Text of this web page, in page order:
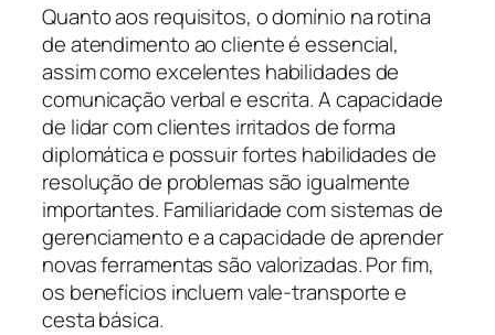
Quanto aos requisitos, o domínio na rotina
de atendimento ao cliente é essencial,
assim como excelentes habilidades de
comunicação verbal e escrita. A capacidade
de lidar com clientes irritados de forma
diplomática e possuir fortes habilidades de
resolução de problemas são igualmente
importantes. Familiaridade com sistemas de
gerenciamento e a capacidade de aprender
novas ferramentas são valorizadas. Por fim,
os benefícios incluem vale-transporte e
cesta básica.